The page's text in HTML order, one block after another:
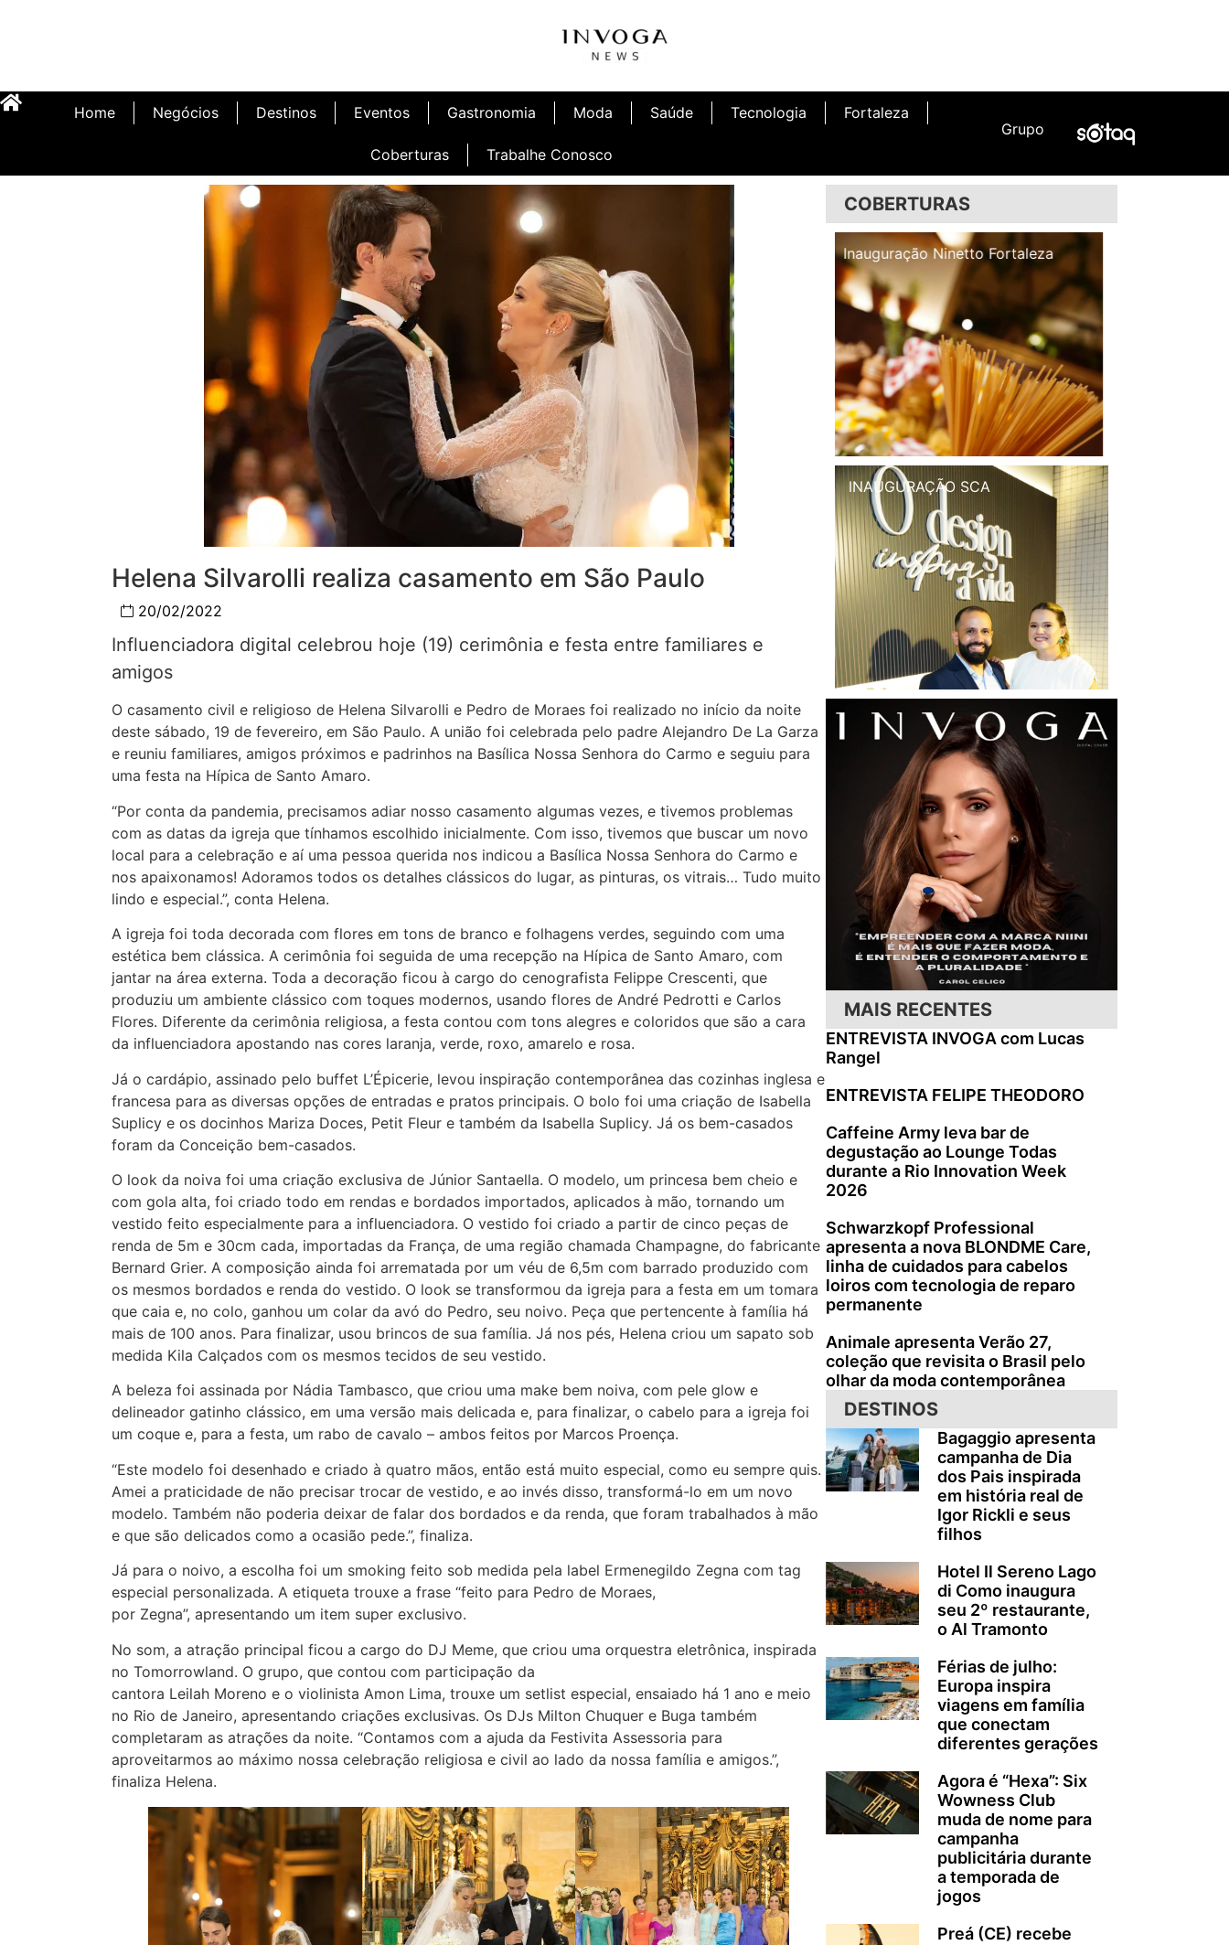
Home Negócios Destinos Eventos Gastronomia Moda Saúde Tecnologia Fortaleza
Coberturas Trabalhe Conosco
Grupo
Helena Silvarolli realiza casamento em São Paulo
20/02/2022
Influenciadora digital celebrou hoje (19) cerimônia e festa entre familiares e
amigos
O casamento civil e religioso de Helena Silvarolli e Pedro de Moraes foi realizado no início da noite
deste sábado, 19 de fevereiro, em São Paulo. A união foi celebrada pelo padre Alejandro De La Garza
e reuniu familiares, amigos próximos e padrinhos na Basílica Nossa Senhora do Carmo e seguiu para
uma festa na Hípica de Santo Amaro.
“Por conta da pandemia, precisamos adiar nosso casamento algumas vezes, e tivemos problemas
com as datas da igreja que tínhamos escolhido inicialmente. Com isso, tivemos que buscar um novo
local para a celebração e aí uma pessoa querida nos indicou a Basílica Nossa Senhora do Carmo e
nos apaixonamos! Adoramos todos os detalhes clássicos do lugar, as pinturas, os vitrais… Tudo muito
lindo e especial.”, conta Helena.
A igreja foi toda decorada com flores em tons de branco e folhagens verdes, seguindo com uma
estética bem clássica. A cerimônia foi seguida de uma recepção na Hípica de Santo Amaro, com
jantar na área externa. Toda a decoração ficou à cargo do cenografista Felippe Crescenti, que
produziu um ambiente clássico com toques modernos, usando flores de André Pedrotti e Carlos
Flores. Diferente da cerimônia religiosa, a festa contou com tons alegres e coloridos que são a cara
da influenciadora apostando nas cores laranja, verde, roxo, amarelo e rosa.
Já o cardápio, assinado pelo buffet L’Épicerie, levou inspiração contemporânea das cozinhas inglesa e
francesa para as diversas opções de entradas e pratos principais. O bolo foi uma criação de Isabella
Suplicy e os docinhos Mariza Doces, Petit Fleur e também da Isabella Suplicy. Já os bem-casados
foram da Conceição bem-casados.
O look da noiva foi uma criação exclusiva de Júnior Santaella. O modelo, um princesa bem cheio e
com gola alta, foi criado todo em rendas e bordados importados, aplicados à mão, tornando um
vestido feito especialmente para a influenciadora. O vestido foi criado a partir de cinco peças de
renda de 5m e 30cm cada, importadas da França, de uma região chamada Champagne, do fabricante
Bernard Grier. A composição ainda foi arrematada por um véu de 6,5m com barrado produzido com
os mesmos bordados e renda do vestido. O look se transformou da igreja para a festa em um tomara
que caia e, no colo, ganhou um colar da avó do Pedro, seu noivo. Peça que pertencente à família há
mais de 100 anos. Para finalizar, usou brincos de sua família. Já nos pés, Helena criou um sapato sob
medida Kila Calçados com os mesmos tecidos de seu vestido.
A beleza foi assinada por Nádia Tambasco, que criou uma make bem noiva, com pele glow e
delineador gatinho clássico, em uma versão mais delicada e, para finalizar, o cabelo para a igreja foi
um coque e, para a festa, um rabo de cavalo – ambos feitos por Marcos Proença.
“Este modelo foi desenhado e criado à quatro mãos, então está muito especial, como eu sempre quis.
Amei a praticidade de não precisar trocar de vestido, e ao invés disso, transformá-lo em um novo
modelo. Também não poderia deixar de falar dos bordados e da renda, que foram trabalhados à mão
e que são delicados como a ocasião pede.”, finaliza.
Já para o noivo, a escolha foi um smoking feito sob medida pela label Ermenegildo Zegna com tag
especial personalizada. A etiqueta trouxe a frase “feito para Pedro de Moraes,
por Zegna”, apresentando um item super exclusivo.
No som, a atração principal ficou a cargo do DJ Meme, que criou uma orquestra eletrônica, inspirada
no Tomorrowland. O grupo, que contou com participação da
cantora Leilah Moreno e o violinista Amon Lima, trouxe um setlist especial, ensaiado há 1 ano e meio
no Rio de Janeiro, apresentando criações exclusivas. Os DJs Milton Chuquer e Buga também
completaram as atrações da noite. “Contamos com a ajuda da Festivita Assessoria para
aproveitarmos ao máximo nossa celebração religiosa e civil ao lado da nossa família e amigos.”,
finaliza Helena.
COBERTURAS
Inauguração Illa Café Inauguração Ninetto Fortaleza Inauguração Illa Café
INAUGURAÇÃO SCA
MAIS RECENTES
ENTREVISTA INVOGA com Lucas
Rangel
ENTREVISTA FELIPE THEODORO
Caffeine Army leva bar de
degustação ao Lounge Todas
durante a Rio Innovation Week
2026
Schwarzkopf Professional
apresenta a nova BLONDME Care,
linha de cuidados para cabelos
loiros com tecnologia de reparo
permanente
Animale apresenta Verão 27,
coleção que revisita o Brasil pelo
olhar da moda contemporânea
DESTINOS
Bagaggio apresenta
campanha de Dia
dos Pais inspirada
em história real de
Igor Rickli e seus
filhos
Hotel Il Sereno Lago
di Como inaugura
seu 2º restaurante,
o Al Tramonto
Férias de julho:
Europa inspira
viagens em família
que conectam
diferentes gerações
Agora é “Hexa”: Six
Wowness Club
muda de nome para
campanha
publicitária durante
a temporada de
jogos
Preá (CE) recebe